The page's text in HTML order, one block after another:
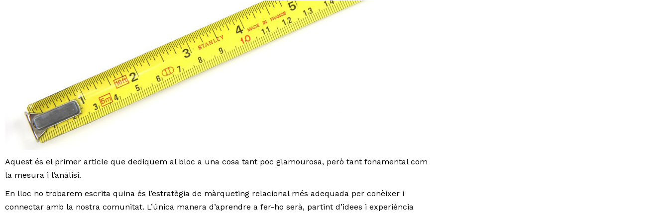
Aquest és el primer article que dediquem al bloc a una cosa tant poc glamourosa, però tant fonamental com
la mesura i l’anàlisi.
En lloc no trobarem escrita quina és l’estratègia de màrqueting relacional més adequada per conèixer i
connectar amb la nostra comunitat. L’única manera d’aprendre a fer-ho serà, partint d’idees i experiència